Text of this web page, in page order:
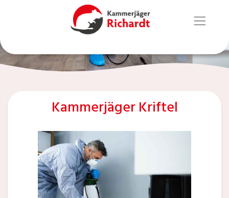
Kammerjäger Kriftel